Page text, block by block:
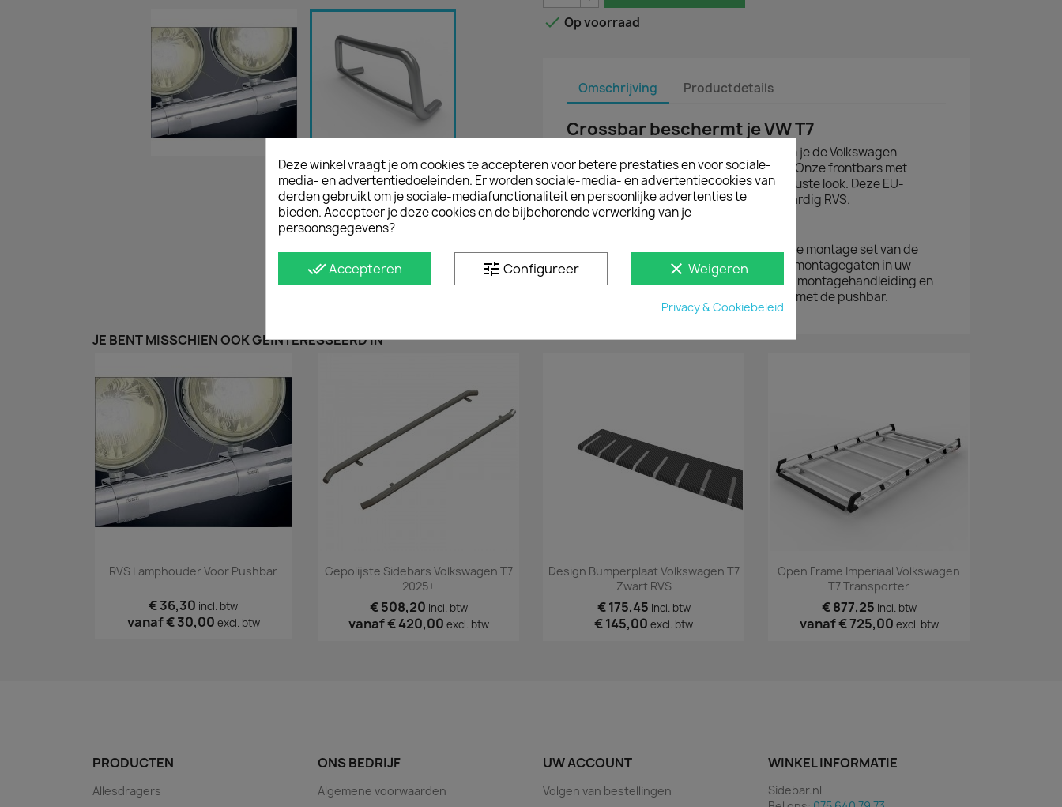
 Op voorraad
Omschrijving Productdetails
Crossbar beschermt je VW T7
Met een bullbar van Sidebar.nl bescherm je de Volkswagen
Transporter T7 tegen dure frontschade. Onze frontbars met
dwarsbalk geven de bus vooral een robuuste look. Deze EU-
gecertificeerde pushbar is van hoogwaardig RVS.
De crossbar is eenvoudig te monteren: de montage set van de
frontbar is afgestemd op de bestaande montagegaten in uw
bestelwagen. Het montagemateriaal, de montagehandleiding en
het EU-certificaat worden meegeleverd met de pushbar.
JE BENT MISSCHIEN OOK GEÏNTERESSEERD IN
Snel bekijken
RVS Lamphouder Voor Pushbar
€ 36,30 incl. btw
vanaf€ 30,00 excl. btw
Snel bekijken
Gepolijste Sidebars Volkswagen T7
2025+
€ 508,20 incl. btw
vanaf€ 420,00 excl. btw
Snel bekijken
Design Bumperplaat Volkswagen T7
Zwart RVS
€ 175,45 incl. btw
€ 145,00 excl. btw
Snel bekijken
Open Frame Imperiaal Volkswagen
T7 Transporter
€ 877,25 incl. btw
vanaf€ 725,00 excl. btw
PRODUCTEN
Allesdragers
ONS BEDRIJF
Algemene voorwaarden
UW ACCOUNT
Volgen van bestellingen
WINKEL INFORMATIE
Sidebar.nl
Deze winkel vraagt je om cookies te accepteren voor betere prestaties en voor sociale-
media- en advertentiedoeleinden. Er worden sociale-media- en advertentiecookies van
derden gebruikt om je sociale-mediafunctionaliteit en persoonlijke advertenties te
bieden. Accepteer je deze cookies en de bijbehorende verwerking van je
persoonsgegevens?
done_allAccepteren tune Configureer clear Weigeren
Privacy & Cookiebeleid